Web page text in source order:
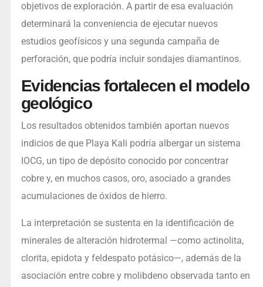
objetivos de exploración. A partir de esa evaluación
determinará la conveniencia de ejecutar nuevos
estudios geofísicos y una segunda campaña de
perforación, que podría incluir sondajes diamantinos.
Evidencias fortalecen el modelo
geológico
Los resultados obtenidos también aportan nuevos
indicios de que Playa Kali podría albergar un sistema
IOCG, un tipo de depósito conocido por concentrar
cobre y, en muchos casos, oro, asociado a grandes
acumulaciones de óxidos de hierro.
La interpretación se sustenta en la identificación de
minerales de alteración hidrotermal —como actinolita,
clorita, epidota y feldespato potásico—, además de la
asociación entre cobre y molibdeno observada tanto en